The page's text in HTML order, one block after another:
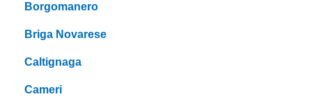
Borgomanero
Briga Novarese
Caltignaga
Cameri